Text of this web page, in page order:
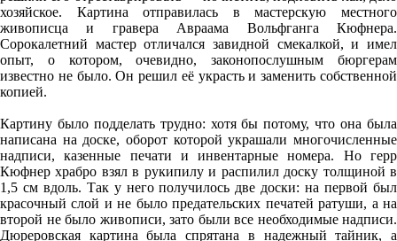
хозяйское. Картина отправилась в мастерскую местного
живописца и гравера Авраама Вольфганга Кюфнера.
Сорокалетний мастер отличался завидной смекалкой, и имел
опыт, о котором, очевидно, законопослушным бюргерам
известно не было. Он решил её украсть и заменить собственной
копией.
Картину было подделать трудно: хотя бы потому, что она была
написана на доске, оборот которой украшали многочисленные
надписи, казенные печати и инвентарные номера. Но герр
Кюфнер храбро взял в рукипилу и распилил доску толщиной в
1,5 см вдоль. Так у него получилось две доски: на первой был
красочный слой и не было предательских печатей ратуши, а на
второй не было живописи, зато были все необходимые надписи.
Дюреровская картина была спрятана в надежный тайник, а